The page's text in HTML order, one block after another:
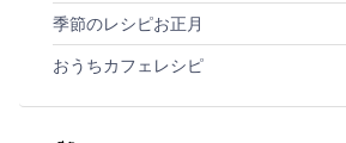
季節のレシピお正月
おうちカフェレシピ